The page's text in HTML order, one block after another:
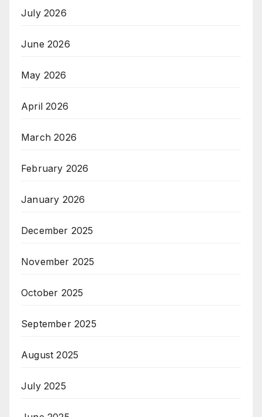
July 2026
June 2026
May 2026
April 2026
March 2026
February 2026
January 2026
December 2025
November 2025
October 2025
September 2025
August 2025
July 2025